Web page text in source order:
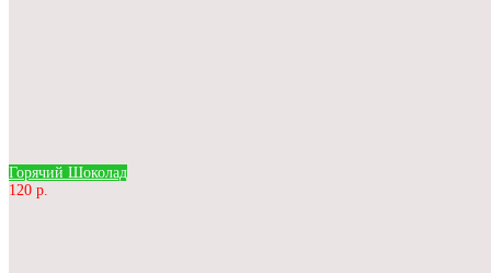
Горячий Шоколад
120 р.